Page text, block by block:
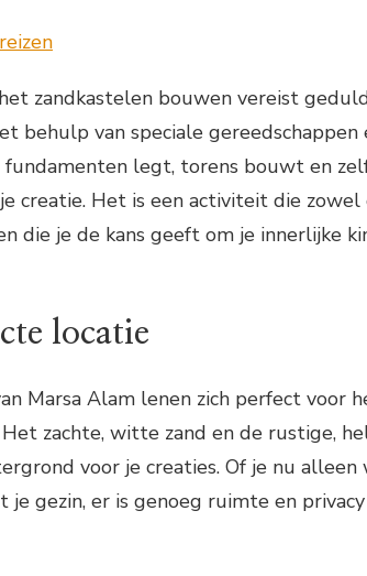
zandkastelen bouwen vereist
behulp van speciale gereedschappen
fundamenten legt, torens bouwt en
creatie. Het is een activiteit die zowel
die je de kans geeft om je innerlijke
locatie
Marsa Alam lenen zich perfect voor
Het zachte, witte zand en de rustige,
voor je creaties. Of je nu
je gezin, er is genoeg ruimte en